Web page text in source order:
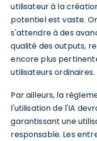
utilisateur à la
potentiel est vaste.
s'attendre à des
qualité des outputs,
encore plus
utilisateurs ordinaires.
Par ailleurs, la
l'utilisation de l'IA
garantissant une
responsable. Les